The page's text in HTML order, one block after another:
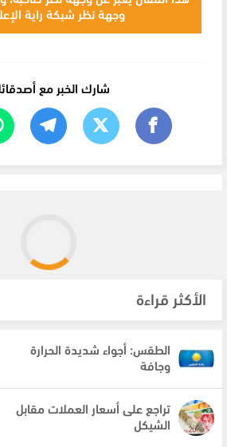
وجهة نظر شبكة راية
شارك الخبر مع
الأكثر قراءة
الطقس: أجواء شديدة الحرارة
وجافة
تراجع على أسعار العملات مقابل
الشيكل